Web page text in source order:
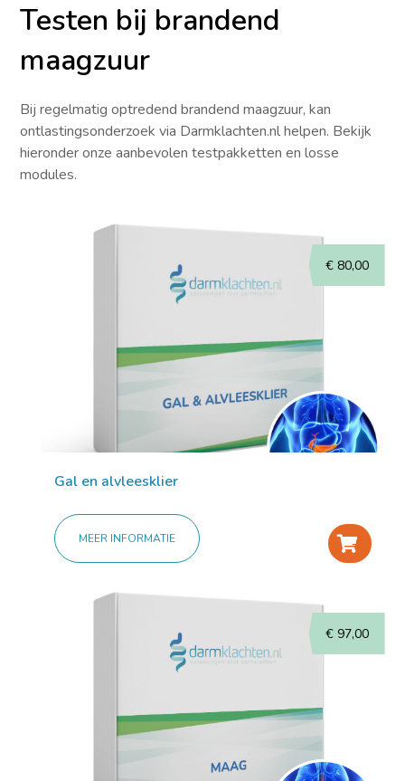
Testen bij brandend
maagzuur
Bij regelmatig optredend brandend maagzuur, kan
ontlastingsonderzoek via Darmklachten.nl helpen. Bekijk
hieronder onze aanbevolen testpakketten en losse
modules.
Gal en alvleesklier
€80,00
MEER INFORMATIE +
€97,00